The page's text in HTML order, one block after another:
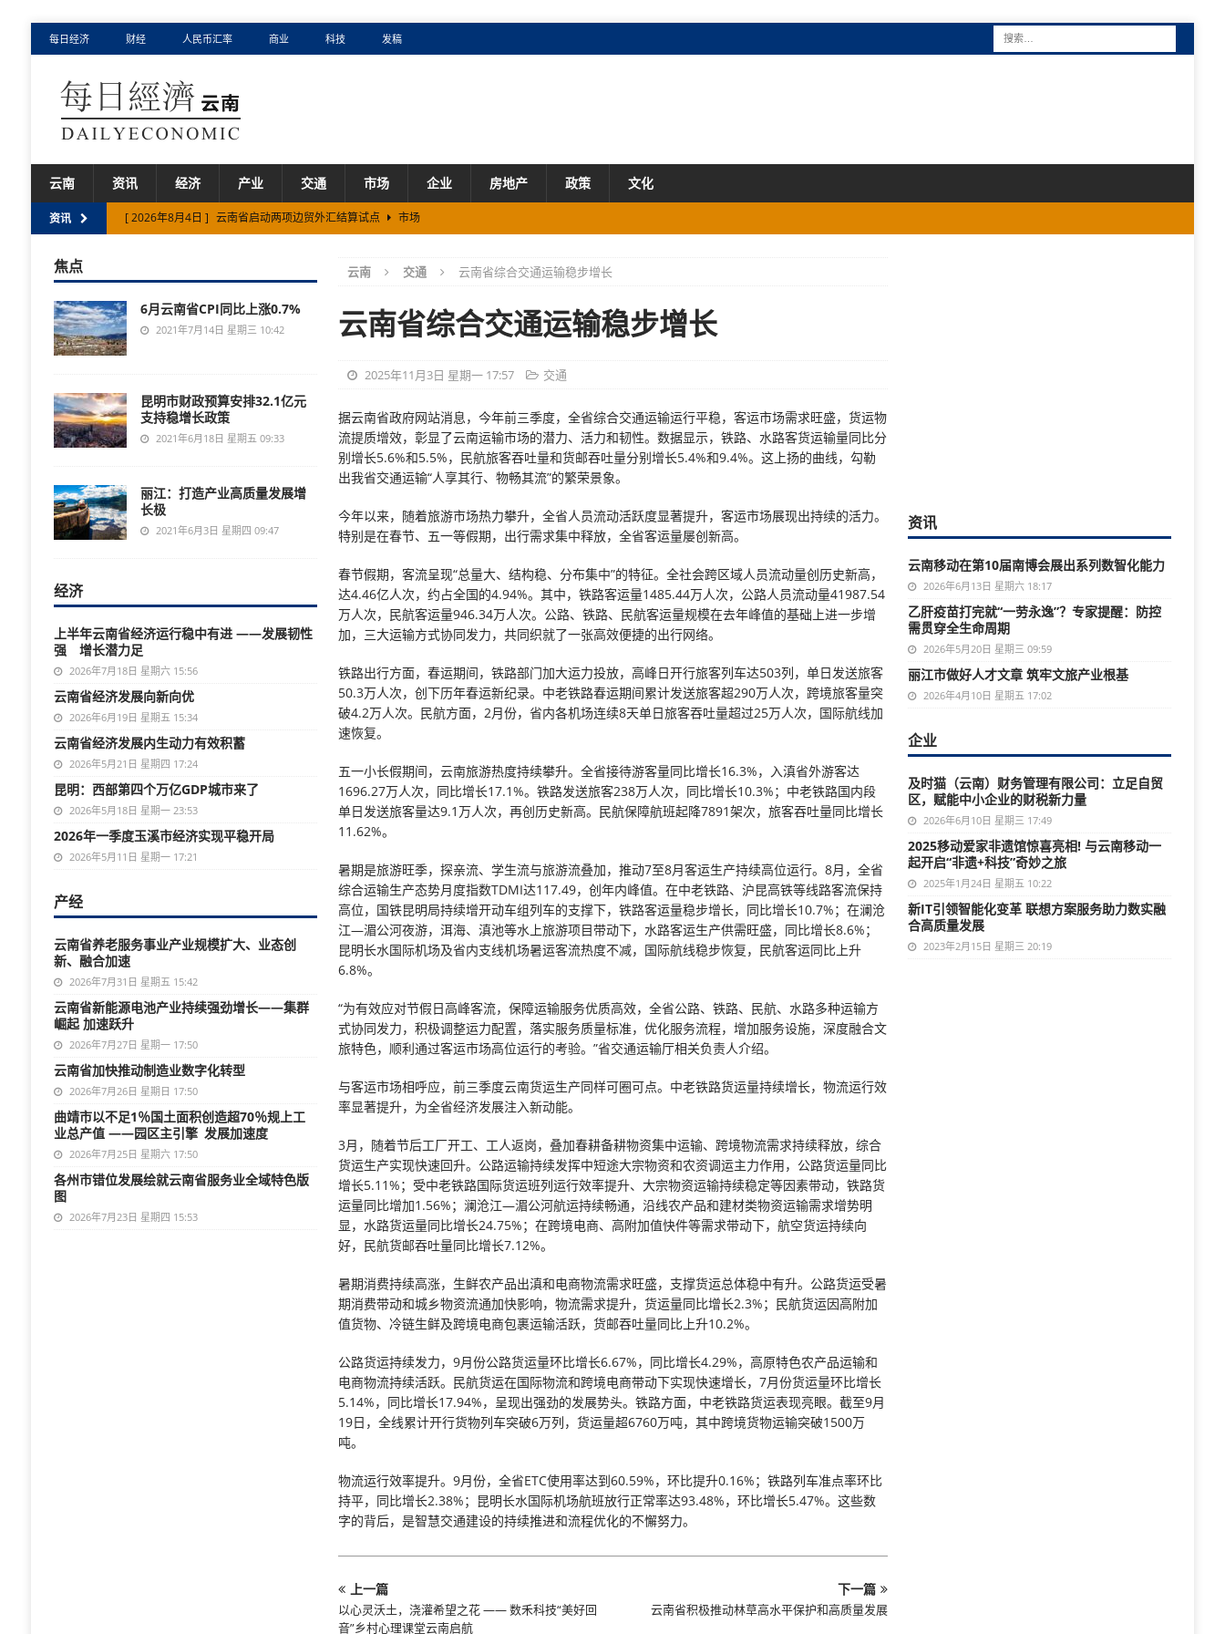
每日经济 财经 人民币汇率 商业 科技 发稿
云南 资讯 经济 产业 交通 市场 企业 房地产 政策 文化
资讯 [ 2026年8月4日 ] 云南省启动两项边贸外汇结算试点
市场
[ 2026年8月2日 ] 云南省实施“人工智能+制造”专项行动
市场
[ 2026年7月31日 ] 云南省养老服务事业产业规模扩大、业态创新、融合加速
产业
[ 2026年8月5日 ]
云南省拟立法保护古树名木 市场
云南 交通 云南省综合交通运输稳步增长
云南省综合交通运输稳步增长
2025年11月3日 星期一 17:57 交通
据云南省政府网站消息，今年前三季度，全省综合交通运输运行平稳，客运市场需求旺盛，货运物
流提质增效，彰显了云南运输市场的潜力、活力和韧性。数据显示，铁路、水路客货运输量同比分
别增长5.6%和5.5%，民航旅客吞吐量和货邮吞吐量分别增长5.4%和9.4%。这上扬的曲线，勾勒
出我省交通运输“人享其行、物畅其流”的繁荣景象。
今年以来，随着旅游市场热力攀升，全省人员流动活跃度显著提升，客运市场展现出持续的活力。
特别是在春节、五一等假期，出行需求集中释放，全省客运量屡创新高。
春节假期，客流呈现“总量大、结构稳、分布集中”的特征。全社会跨区域人员流动量创历史新高，
达4.46亿人次，约占全国的4.94%。其中，铁路客运量1485.44万人次，公路人员流动量41987.54
万人次，民航客运量946.34万人次。公路、铁路、民航客运量规模在去年峰值的基础上进一步增
加，三大运输方式协同发力，共同织就了一张高效便捷的出行网络。
铁路出行方面，春运期间，铁路部门加大运力投放，高峰日开行旅客列车达503列，单日发送旅客
50.3万人次，创下历年春运新纪录。中老铁路春运期间累计发送旅客超290万人次，跨境旅客量突
破4.2万人次。民航方面，2月份，省内各机场连续8天单日旅客吞吐量超过25万人次，国际航线加
速恢复。
五一小长假期间，云南旅游热度持续攀升。全省接待游客量同比增长16.3%，入滇省外游客达
1696.27万人次，同比增长17.1%。铁路发送旅客238万人次，同比增长10.3%；中老铁路国内段
单日发送旅客量达9.1万人次，再创历史新高。民航保障航班起降7891架次，旅客吞吐量同比增长
11.62%。
暑期是旅游旺季，探亲流、学生流与旅游流叠加，推动7至8月客运生产持续高位运行。8月，全省
综合运输生产态势月度指数TDMI达117.49，创年内峰值。在中老铁路、沪昆高铁等线路客流保持
高位，国铁昆明局持续增开动车组列车的支撑下，铁路客运量稳步增长，同比增长10.7%；在澜沧
江—湄公河夜游，洱海、滇池等水上旅游项目带动下，水路客运生产供需旺盛，同比增长8.6%；
昆明长水国际机场及省内支线机场暑运客流热度不减，国际航线稳步恢复，民航客运同比上升
6.8%。
“为有效应对节假日高峰客流，保障运输服务优质高效，全省公路、铁路、民航、水路多种运输方
式协同发力，积极调整运力配置，落实服务质量标准，优化服务流程，增加服务设施，深度融合文
旅特色，顺利通过客运市场高位运行的考验。”省交通运输厅相关负责人介绍。
与客运市场相呼应，前三季度云南货运生产同样可圈可点。中老铁路货运量持续增长，物流运行效
率显著提升，为全省经济发展注入新动能。
3月，随着节后工厂开工、工人返岗，叠加春耕备耕物资集中运输、跨境物流需求持续释放，综合
货运生产实现快速回升。公路运输持续发挥中短途大宗物资和农资调运主力作用，公路货运量同比
增长5.11%；受中老铁路国际货运班列运行效率提升、大宗物资运输持续稳定等因素带动，铁路货
运量同比增加1.56%；澜沧江—湄公河航运持续畅通，沿线农产品和建材类物资运输需求增势明
显，水路货运量同比增长24.75%；在跨境电商、高附加值快件等需求带动下，航空货运持续向
好，民航货邮吞吐量同比增长7.12%。
暑期消费持续高涨，生鲜农产品出滇和电商物流需求旺盛，支撑货运总体稳中有升。公路货运受暑
期消费带动和城乡物资流通加快影响，物流需求提升，货运量同比增长2.3%；民航货运因高附加
值货物、冷链生鲜及跨境电商包裹运输活跃，货邮吞吐量同比上升10.2%。
公路货运持续发力，9月份公路货运量环比增长6.67%，同比增长4.29%，高原特色农产品运输和
电商物流持续活跃。民航货运在国际物流和跨境电商带动下实现快速增长，7月份货运量环比增长
5.14%，同比增长17.94%，呈现出强劲的发展势头。铁路方面，中老铁路货运表现亮眼。截至9月
19日，全线累计开行货物列车突破6万列，货运量超6760万吨，其中跨境货物运输突破1500万
吨。
物流运行效率提升。9月份，全省ETC使用率达到60.59%，环比提升0.16%；铁路列车准点率环比
持平，同比增长2.38%；昆明长水国际机场航班放行正常率达93.48%，环比增长5.47%。这些数
字的背后，是智慧交通建设的持续推进和流程优化的不懈努力。
上一篇
以心灵沃土，浇灌希望之花 —— 数禾科技“美好回
音”乡村心理课堂云南启航
下一篇
云南省积极推动林草高水平保护和高质量发展
焦点
6月云南省CPI同比上涨0.7%
2021年7月14日 星期三 10:42
昆明市财政预算安排32.1亿元
支持稳增长政策
2021年6月18日 星期五 09:33
丽江：打造产业高质量发展增
长极
2021年6月3日 星期四 09:47
经济
上半年云南省经济运行稳中有进 ——发展韧性
强 增长潜力足
2026年7月18日 星期六 15:56
云南省经济发展向新向优
2026年6月19日 星期五 15:34
云南省经济发展内生动力有效积蓄
2026年5月21日 星期四 17:24
昆明：西部第四个万亿GDP城市来了
2026年5月18日 星期一 23:53
2026年一季度玉溪市经济实现平稳开局
2026年5月11日 星期一 17:21
产经
云南省养老服务事业产业规模扩大、业态创
新、融合加速
2026年7月31日 星期五 15:42
云南省新能源电池产业持续强劲增长——集群
崛起 加速跃升
2026年7月27日 星期一 17:50
云南省加快推动制造业数字化转型
2026年7月26日 星期日 17:50
曲靖市以不足1％国土面积创造超70％规上工
业总产值 ——园区主引擎 发展加速度
2026年7月25日 星期六 17:50
各州市错位发展绘就云南省服务业全域特色版
图
2026年7月23日 星期四 15:53
资讯
云南移动在第10届南博会展出系列数智化能力
2026年6月13日 星期六 18:17
乙肝疫苗打完就“一劳永逸”？专家提醒：防控
需贯穿全生命周期
2026年5月20日 星期三 09:59
丽江市做好人才文章 筑牢文旅产业根基
2026年4月10日 星期五 17:02
企业
及时猫（云南）财务管理有限公司：立足自贸
区，赋能中小企业的财税新力量
2026年6月10日 星期三 17:49
2025移动爱家非遗馆惊喜亮相! 与云南移动一
起开启“非遗+科技”奇妙之旅
2025年1月24日 星期五 10:22
新IT引领智能化变革 联想方案服务助力数实融
合高质量发展
2023年2月15日 星期三 20:19